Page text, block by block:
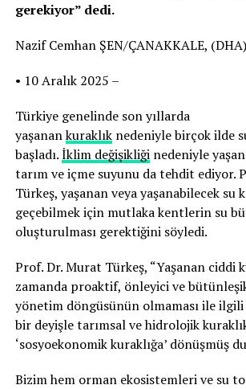
gerekiyor” dedi.
Nazif Cemhan ŞEN/ÇANAKKALE,
• 10 Aralık 2025 –
Türkiye genelinde son yıllarda
yaşanankuraklıknedeniyle birçok ilde
başladı.İklim değişikliğinedeniyle
tarım ve içme suyunu da tehdit ediyor.
Türkeş, yaşanan veya yaşanabilecek
geçebilmek için mutlaka kentlerin su
oluşturulması gerektiğini söyledi.
Prof. Dr. Murat Türkeş, “Yaşanan ciddi
zamanda proaktif, önleyici ve
yönetim döngüsünün olmaması ile
bir deyişle tarımsal ve hidrolojik
‘sosyoekonomik kuraklığa’ dönüşmüş
Bizim hem orman ekosistemleri ve su